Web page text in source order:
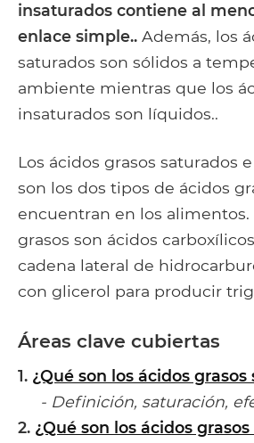
insaturados contiene al
enlace simple.. Además, los
saturados son sólidos a
ambiente mientras que los
insaturados son líquidos..
Los ácidos grasos saturados
son los dos tipos de ácidos
encuentran en los alimentos.
grasos son ácidos
cadena lateral de
con glicerol para producir
Áreas clave cubiertas
1. ¿Qué son los ácidos grasos
- Definición, saturación,
2. ¿Qué son los ácidos